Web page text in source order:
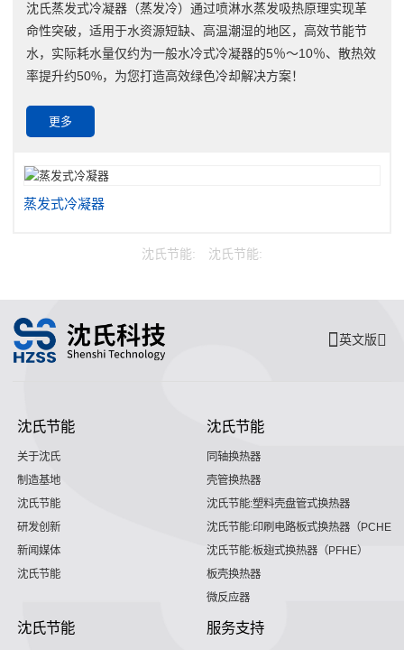
沈氏蒸发式冷凝器（蒸发冷）通过喷淋水蒸发吸热原理实现革
命性突破，适用于水资源短缺、高温潮湿的地区，高效节能节
水，实际耗水量仅约为一般水冷式冷凝器的5％～10％、散热效
率提升约50%，为您打造高效绿色冷却解决方案！
更多
蒸发式冷凝器
沈氏节能: 沈氏节能:
英文版
沈氏节能
关于沈氏
制造基地
沈氏节能
研发创新
新闻媒体
沈氏节能
沈氏节能
同轴换热器
壳管换热器
沈氏节能:塑料壳盘管式换热器
沈氏节能:印刷电路板式换热器（PCHE）
沈氏节能:板翅式换热器（PFHE）
板壳换热器
微反应器
沈氏节能 服务支持